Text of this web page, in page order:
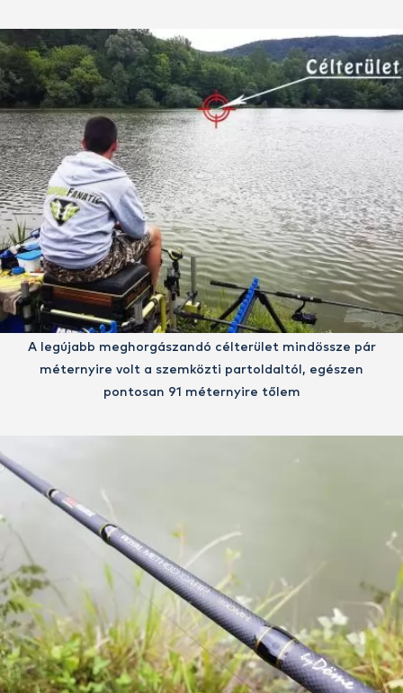
A legújabb meghorgászandó célterület mindössze pár
méternyire volt a szemközti partoldaltól, egészen
pontosan 91 méternyire tőlem